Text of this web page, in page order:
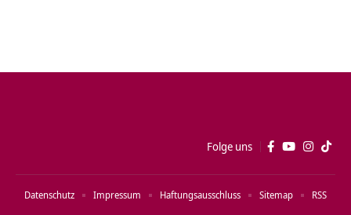
Folge uns
Datenschutz Impressum Haftungsausschluss Sitemap RSS